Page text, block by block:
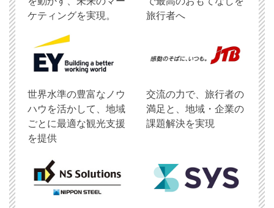
ケティングを実現。
旅行者へ
世界水準の豊富なノウ
ハウを活かして、地域
ごとに最適な観光支援
を提供
交流の力で、旅行者の
満足と、地域・企業の
課題解決を実現